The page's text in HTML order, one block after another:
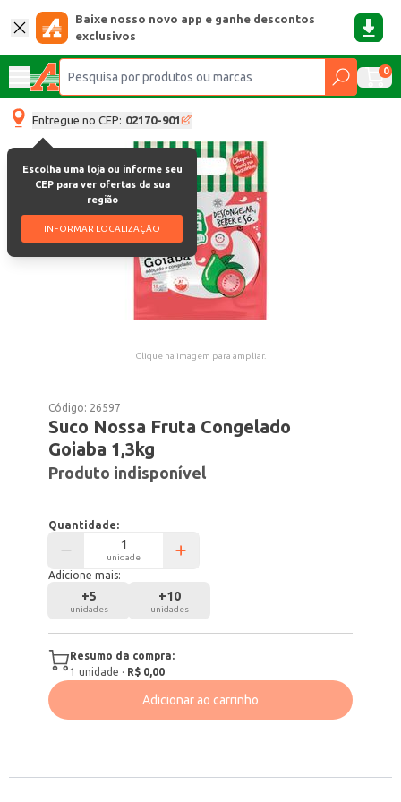
Baixe nosso novo app e ganhe descontos
exclusivos
0
Entregue no CEP: 02170-901
Escolha uma loja ou informe seu
CEP para ver ofertas da sua
região
INFORMAR LOCALIZAÇÃO
Clique na imagem para ampliar.
Código: 26597
Suco Nossa Fruta Congelado
Goiaba 1,3kg
Produto indisponível
Quantidade:
unidade
Adicione mais:
+5
unidades
+10
unidades
Resumo da compra:
1 unidade · R$ 0,00
Adicionar ao carrinho